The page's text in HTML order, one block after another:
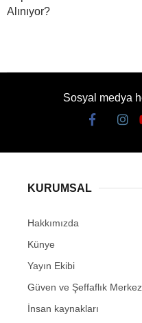
Alınıyor?
Sosyal medya
KURUMSAL
Hakkımızda
Künye
Yayın Ekibi
Güven ve Şeffaflık
İnsan kaynakları